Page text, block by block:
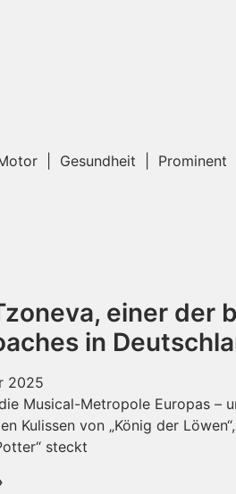
| Gesundheit | Prominent
einer der
in
2025
Musical-Metropole Europas –
Kulissen von „König der Löwen“,
steckt